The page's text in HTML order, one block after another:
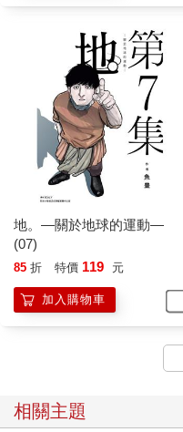
地。—關於地球的運動—
(07)
85 折 特價 119 元
加入購物車
相關主題